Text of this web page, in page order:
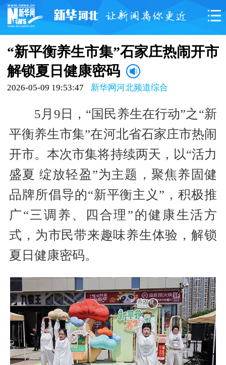
“新平衡养生市集”石家庄热闹开市
解锁夏日健康密码
2026-05-09 19:53:47 新华网河北频道综合
5月9日，“国民养生在行动”之“新
平衡养生市集”在河北省石家庄市热闹
开市。本次市集将持续两天，以“活力
盛夏 绽放轻盈”为主题，聚焦养固健
品牌所倡导的“新平衡主义”，积极推
广“三调养、四合理”的健康生活方
式，为市民带来趣味养生体验，解锁
夏日健康密码。